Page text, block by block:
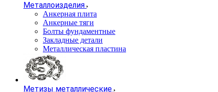
Металлоизделия
Анкерная плита
Анкерные тяги
Болты фундаментные
Закладные детали
Металлическая пластина
Метизы металлические